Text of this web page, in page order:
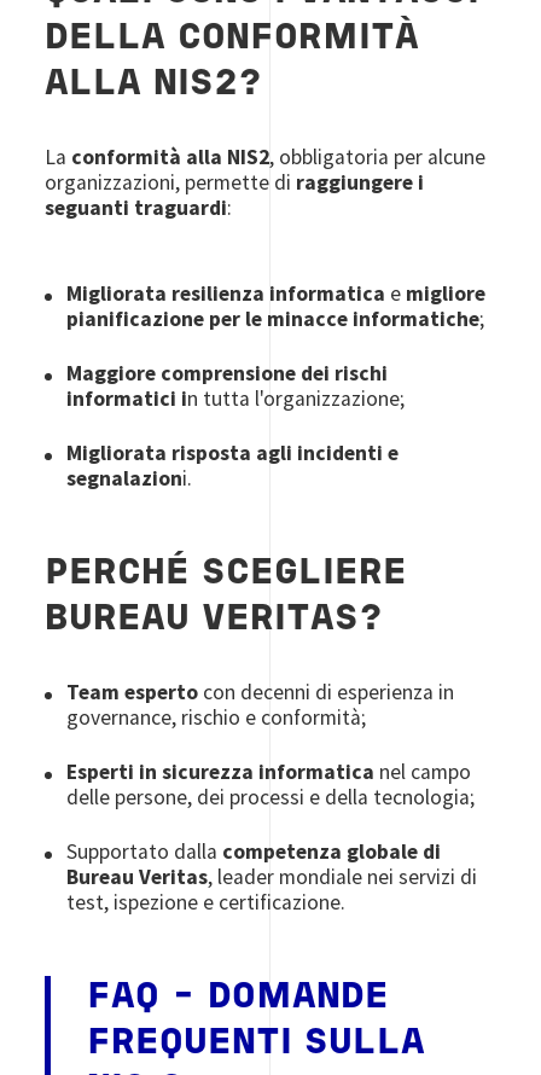
DELLA CONFORMITÀ
ALLA NIS2?
La conformità alla NIS2, obbligatoria per alcune
organizzazioni, permette di raggiungere i
seguanti traguardi:
Migliorata resilienza informatica e migliore
pianificazione per le minacce informatiche;
Maggiore comprensione dei rischi
informatici in tutta l'organizzazione;
Migliorata risposta agli incidenti e
segnalazioni.
PERCHÉ SCEGLIERE
BUREAU VERITAS?
Team esperto con decenni di esperienza in
governance, rischio e conformità;
Esperti in sicurezza informatica nel campo
delle persone, dei processi e della tecnologia;
Supportato dalla competenza globale di
Bureau Veritas, leader mondiale nei servizi di
test, ispezione e certificazione.
FAQ - DOMANDE
FREQUENTI SULLA